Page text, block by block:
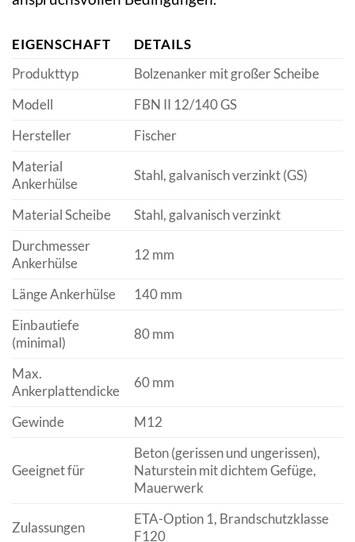
EIGENSCHAFT
DETAILS
Produkttyp
Bolzenanker mit großer Scheibe
Modell
FBN II 12/140 GS
Hersteller
Fischer
Material
Ankerhülse
Stahl, galvanisch verzinkt (GS)
Material Scheibe
Stahl, galvanisch verzinkt
Durchmesser
Ankerhülse
12 mm
Länge Ankerhülse
140 mm
Einbautiefe
(minimal)
80 mm
Max.
Ankerplattendicke
60 mm
Gewinde M12
Geeignet für
Beton (gerissen und ungerissen),
Naturstein mit dichtem Gefüge,
Mauerwerk
Zulassungen
ETA-Option 1, Brandschutzklasse
F120